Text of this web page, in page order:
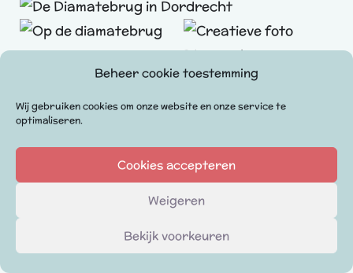
Beheer cookie toestemming
Wij gebruiken cookies om onze website en onze service te
optimaliseren.
Cookies accepteren
Weigeren
Bekijk voorkeuren
einde rechtsaf de Wijnstraat weer in. Na een
paar 100 meter lopen zie je een bekend stukje
waar je eerder bent geweest tijdens de
wandeling. Je kruist hier de Visbrug en de